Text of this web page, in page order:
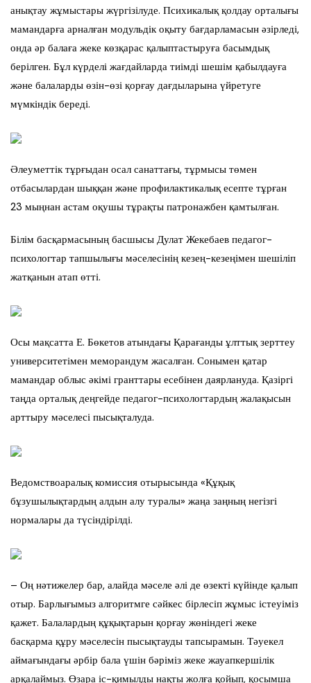
анықтау жұмыстары жүргізілуде. Психикалық қолдау орталығы
мамандарға арналған модульдік оқыту бағдарламасын әзірледі,
онда әр балаға жеке көзқарас қалыптастыруға басымдық
берілген. Бұл күрделі жағдайларда тиімді шешім қабылдауға
және балаларды өзін-өзі қорғау дағдыларына үйретуге
мүмкіндік береді.
Әлеуметтік тұрғыдан осал санаттағы, тұрмысы төмен
отбасылардан шыққан және профилактикалық есепте тұрған
23 мыңнан астам оқушы тұрақты патронажбен қамтылған.
Білім басқармасының басшысы Дулат Жекебаев педагог-
психологтар тапшылығы мәселесінің кезең-кезеңімен шешіліп
жатқанын атап өтті.
Осы мақсатта Е. Бөкетов атындағы Қарағанды ұлттық зерттеу
университетімен меморандум жасалған. Сонымен қатар
мамандар облыс әкімі гранттары есебінен даярлануда. Қазіргі
таңда орталық деңгейде педагог-психологтардың жалақысын
арттыру мәселесі пысықталуда.
Ведомствоаралық комиссия отырысында «Құқық
бұзушылықтардың алдын алу туралы» жаңа заңның негізгі
нормалары да түсіндірілді.
– Оң нәтижелер бар, алайда мәселе әлі де өзекті күйінде қалып
отыр. Барлығымыз алгоритмге сәйкес бірлесіп жұмыс істеуіміз
қажет. Балалардың құқықтарын қорғау жөніндегі жеке
басқарма құру мәселесін пысықтауды тапсырамын. Тәуекел
аймағындағы әрбір бала үшін бәріміз жеке жауапкершілік
арқалаймыз. Өзара іс-қимылды нақты жолға қойып, қосымша